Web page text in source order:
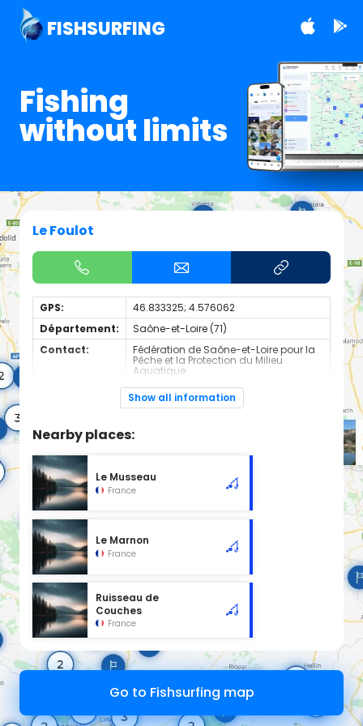
FISHSURFING
Fishing
without limits
Le Foulot
GPS:
46.833325; 4.576062
Département:
Saône-et-Loire (71)
Contact:
Fédération de Saône-et-Loire pour la
Pêche et la Protection du Milieu
Aquatique
Carnassier, carpe, poisson blanc
Cours d'eau d'une longueur de 4.6 km classé en 2ème
catégorie piscicole à cet emplacement.
Show all information
Nearby places:
Le Musseau
France
Le Marnon
France
Ruisseau de
Couches
France
Go to Fishsurfing map